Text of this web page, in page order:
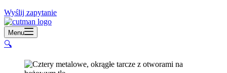
Wyślij zapytanie
Menu
🔍